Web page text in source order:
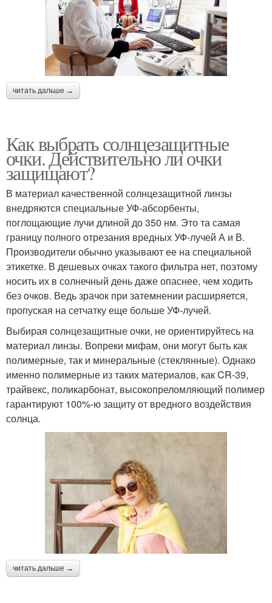
читать дальше →
Как выбрать солнцезащитные
очки. Действительно ли очки
защищают?
В материал качественной солнцезащитной линзы
внедряются специальные УФ-абсорбенты,
поглощающие лучи длиной до 350 нм. Это та самая
границу полного отрезания вредных УФ-лучей А и В.
Производители обычно указывают ее на специальной
этикетке. В дешевых очках такого фильтра нет, поэтому
носить их в солнечный день даже опаснее, чем ходить
без очков. Ведь зрачок при затемнении расширяется,
пропуская на сетчатку еще больше УФ-лучей.
Выбирая солнцезащитные очки, не ориентируйтесь на
материал линзы. Вопреки мифам, они могут быть как
полимерные, так и минеральные (стеклянные). Однако
именно полимерные из таких материалов, как CR-39,
трайвекс, поликарбонат, высокопреломляющий полимер
гарантируют 100%-ю защиту от вредного воздействия
солнца.
читать дальше →